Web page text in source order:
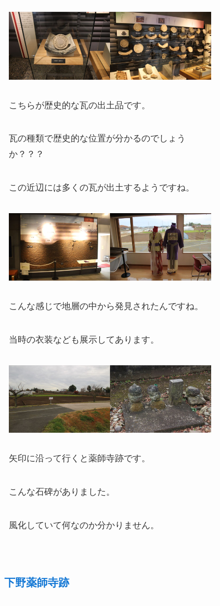
こちらが歴史的な瓦の出土品です。
瓦の種類で歴史的な位置が分かるのでしょう
か？？？
この近辺には多くの瓦が出土するようですね。
こんな感じで地層の中から発見されたんですね。
当時の衣装なども展示してあります。
矢印に沿って行くと薬師寺跡です。
こんな石碑がありました。
風化していて何なのか分かりません。
下野薬師寺跡